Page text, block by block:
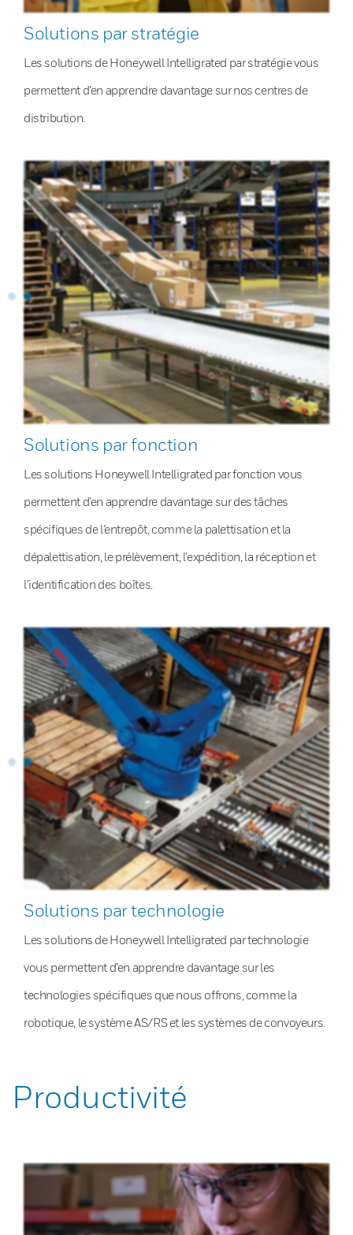
Solutions par stratégie
Les solutions de Honeywell Intelligrated par stratégie vous
permettent d’en apprendre davantage sur nos centres de
distribution.
Solutions par fonction
Les solutions Honeywell Intelligrated par fonction vous
permettent d’en apprendre davantage sur des tâches
spécifiques de l’entrepôt, comme la palettisation et la
dépalettisation, le prélèvement, l’expédition, la réception et
l’identification des boîtes.
Solutions par technologie
Les solutions de Honeywell Intelligrated par technologie
vous permettent d’en apprendre davantage sur les
technologies spécifiques que nous offrons, comme la
robotique, le système AS/RS et les systèmes de convoyeurs.
Productivité